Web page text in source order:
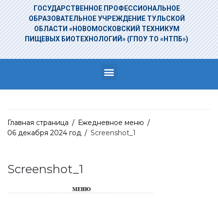
ГОСУДАРСТВЕННОЕ ПРОФЕССИОНАЛЬНОЕ
ОБРАЗОВАТЕЛЬНОЕ УЧРЕЖДЕНИЕТУЛЬСКОЙ
ОБЛАСТИ «НОВОМОСКОВСКИЙ ТЕХНИКУМ
ПИЩЕВЫХ БИОТЕХНОЛОГИЙ» (ГПОУ ТО «НТПБ»)
Главная страница / Ежедневное меню /
06 декабря 2024 год / Screenshot_1
Screenshot_1